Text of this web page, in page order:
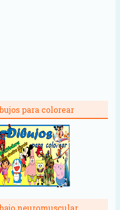
para colorear
neuromuscular